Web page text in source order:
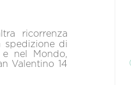
ricorrenza
spedizione di
nel Mondo,
Valentino 14